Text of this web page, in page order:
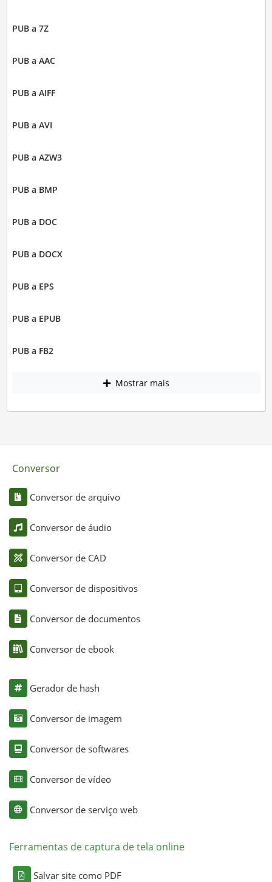
PUB a 7Z
PUB a AAC
PUB a AIFF
PUB a AVI
PUB a AZW3
PUB a BMP
PUB a DOC
PUB a DOCX
PUB a EPS
PUB a EPUB
PUB a FB2
Mostrar mais
Conversor
Conversor de arquivo
Conversor de áudio
Conversor de CAD
Conversor de dispositivos
Conversor de documentos
Conversor de ebook
Gerador de hash
Conversor de imagem
Conversor de softwares
Conversor de vídeo
Conversor de serviço web
Ferramentas de captura de tela online
Salvar site como PDF